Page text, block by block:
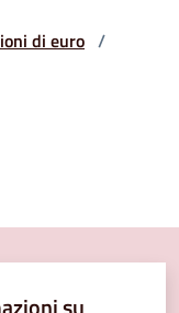
di euro /